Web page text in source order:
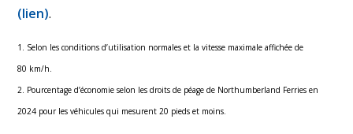
(lien).
1. Selon les conditions d’utilisation normales et la vitesse maximale affichée de
80 km/h.
2. Pourcentage d’économie selon les droits de péage de Northumberland Ferries en
2024 pour les véhicules qui mesurent 20 pieds et moins.